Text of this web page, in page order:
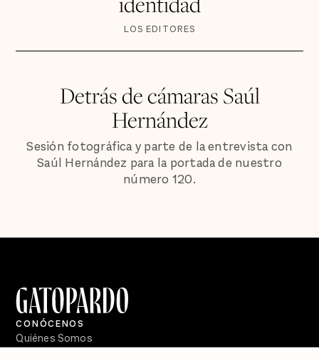
LOS EDITORES
Detrás de cámaras Saúl
Hernández
Sesión fotográfica y parte de la entrevista con
Saúl Hernández para la portada de nuestro
número 120.
CONÓCENOS
Quiénes Somos